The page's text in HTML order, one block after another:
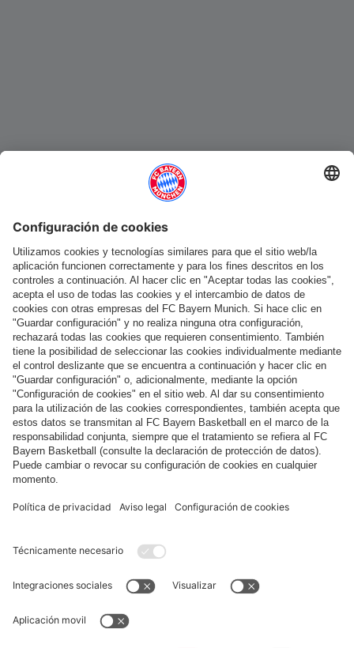
Categorías principales
Ayuda y servicios
Más categorías